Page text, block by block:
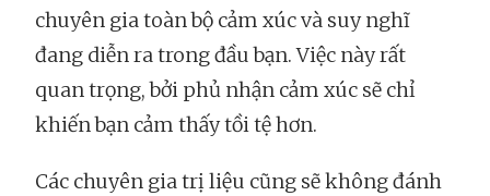
chuyên gia toàn bộ cảm xúc và suy nghĩ
đang diễn ra trong đầu bạn. Việc này rất
quan trọng, bởi phủ nhận cảm xúc sẽ chỉ
khiến bạn cảm thấy tồi tệ hơn.
Các chuyên gia trị liệu cũng sẽ không đánh